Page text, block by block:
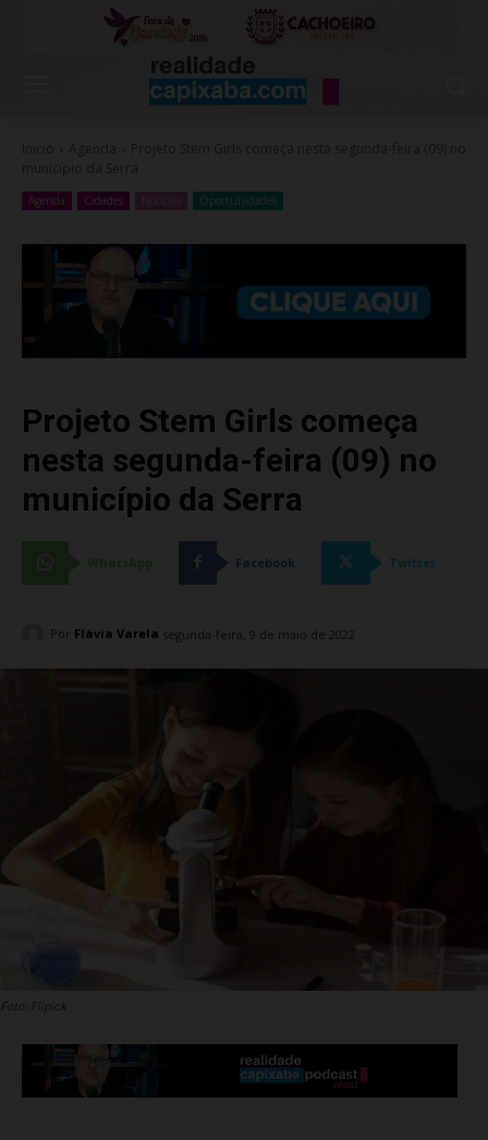
Agenda Cidades Oportunidades
Projeto Stem Girls começa
nesta segunda-feira (09) no
município da Serra
Facebook Twitter
Por Flávia Varela segunda-feira, 9 de maio de 2022
Foto: Flipick